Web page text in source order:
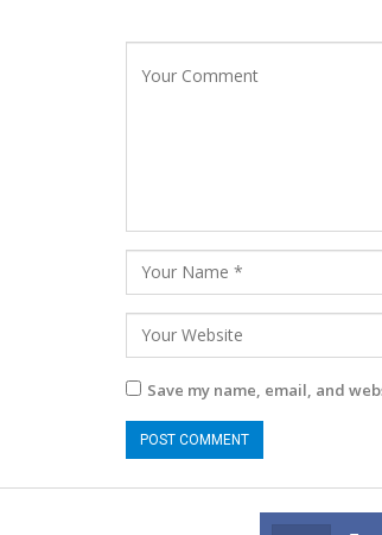
Save my name, email, and